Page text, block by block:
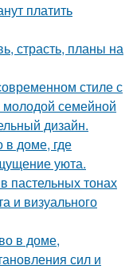
платить
страсть, планы на
стиле с
семейной
дизайн.
в доме, где
уюта.
пастельных тонах
и визуального
в доме,
сил и